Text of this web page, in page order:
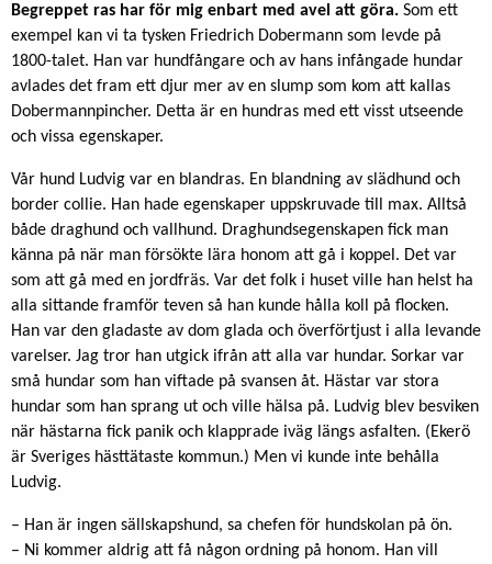
Begreppet ras har för mig enbart med avel att göra. Som ett
exempel kan vi ta tysken Friedrich Dobermann som levde på
1800-talet. Han var hundfångare och av hans infångade hundar
avlades det fram ett djur mer av en slump som kom att kallas
Dobermannpincher. Detta är en hundras med ett visst utseende
och vissa egenskaper.
Vår hund Ludvig var en blandras. En blandning av slädhund och
border collie. Han hade egen­skaper uppskruvade till max. Alltså
både draghund och vallhund. Draghundsegenskapen fick man
känna på när man försökte lära honom att gå i koppel. Det var
som att gå med en jordfräs. Var det folk i huset ville han helst ha
alla sittande framför teven så han kunde hålla koll på flocken.
Han var den gladaste av dom glada och överförtjust i alla levande
varelser. Jag tror han utgick ifrån att alla var hundar. Sorkar var
små hundar som han viftade på svansen åt. Hästar var stora
hundar som han sprang ut och ville hälsa på. Ludvig blev besviken
när hästarna fick panik och klapprade iväg längs asfalten. (Ekerö
är Sveriges hästtätaste kommun.) Men vi kunde inte behålla
Ludvig.
– Han är ingen sällskapshund, sa chefen för hundskolan på ön.
– Ni kommer aldrig att få någon ordning på honom. Han vill